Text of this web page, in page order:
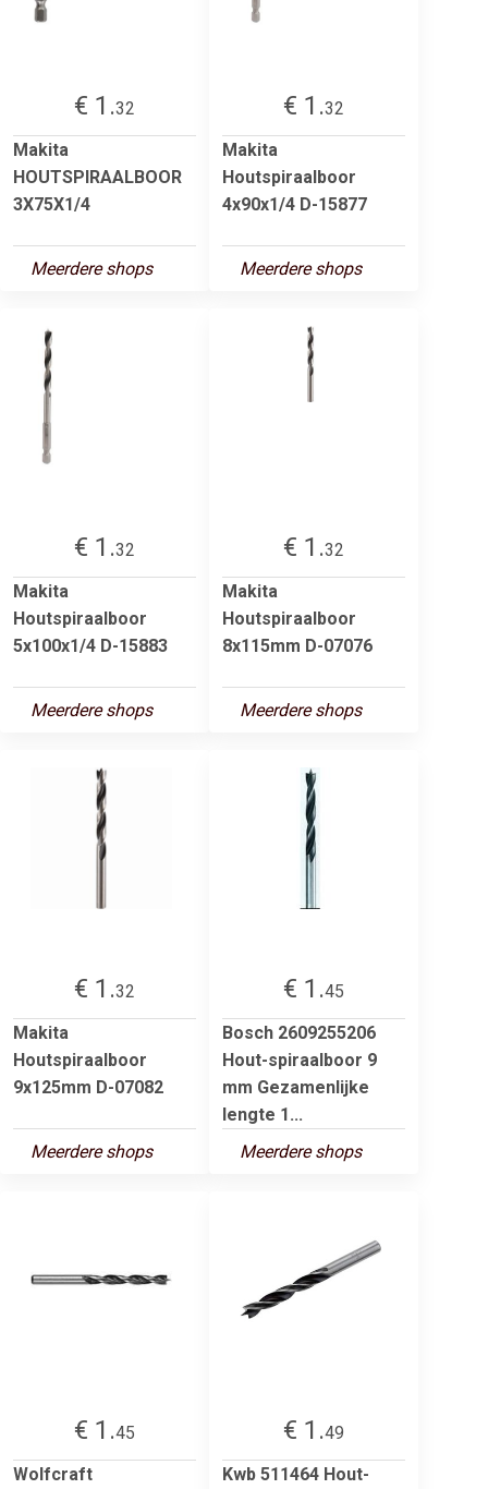
€ 1.32
Makita
HOUTSPIRAALBOOR
3X75X1/4
Meerdere shops
€ 1.32
Makita
Houtspiraalboor
4x90x1/4 D-15877
Meerdere shops
€ 1.32
Makita
Houtspiraalboor
5x100x1/4 D-15883
Meerdere shops
€ 1.32
Makita
Houtspiraalboor
8x115mm D-07076
Meerdere shops
€ 1.32
Makita
Houtspiraalboor
9x125mm D-07082
Meerdere shops
€ 1.45
Bosch 2609255206
Hout-spiraalboor 9
mm Gezamenlijke
lengte 1...
Meerdere shops
€ 1.45
Wolfcraft
€ 1.49
Kwb 511464 Hout-